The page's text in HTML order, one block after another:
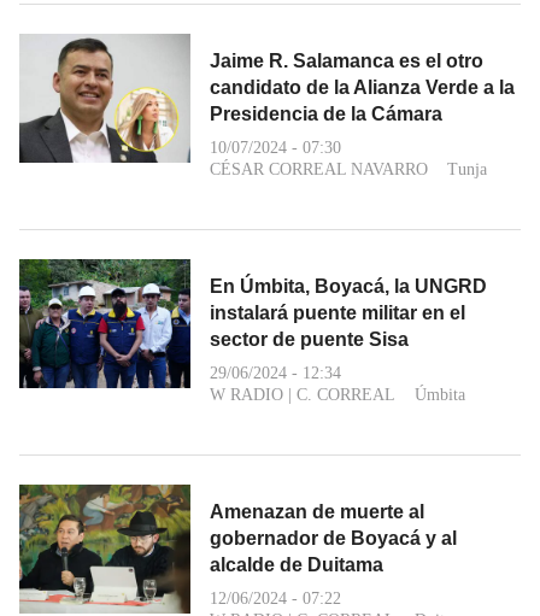
Jaime R. Salamanca es el otro
candidato de la Alianza Verde a la
Presidencia de la Cámara
10/07/2024 - 07:30
CÉSAR CORREAL NAVARRO
Tunja
En Úmbita, Boyacá, la UNGRD
instalará puente militar en el
sector de puente Sisa
29/06/2024 - 12:34
W RADIO
C. CORREAL Úmbita
Amenazan de muerte al
gobernador de Boyacá y al
alcalde de Duitama
12/06/2024 - 07:22